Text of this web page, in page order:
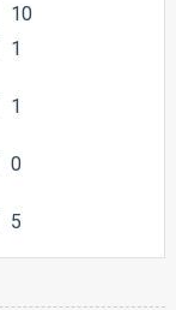
10
1
1
0
5